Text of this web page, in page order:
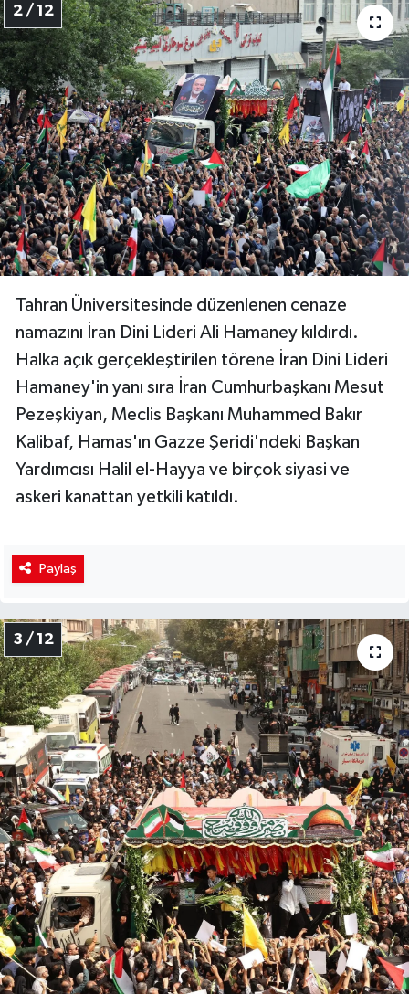
2 / 12
Tahran Üniversitesinde düzenlenen cenaze
namazını İran Dini Lideri Ali Hamaney kıldırdı.
Halka açık gerçekleştirilen törene İran Dini Lideri
Hamaney'in yanı sıra İran Cumhurbaşkanı Mesut
Pezeşkiyan, Meclis Başkanı Muhammed Bakır
Kalibaf, Hamas'ın Gazze Şeridi'ndeki Başkan
Yardımcısı Halil el-Hayya ve birçok siyasi ve
askeri kanattan yetkili katıldı.
Paylaş
3 / 12